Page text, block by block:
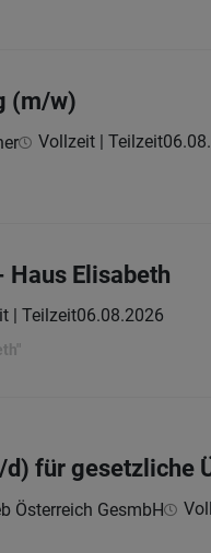
(m/w)
Vollzeit | Teilzeit
Elisabeth
| Teilzeit06.08.2026
für gesetzliche
Österreich GesmbH